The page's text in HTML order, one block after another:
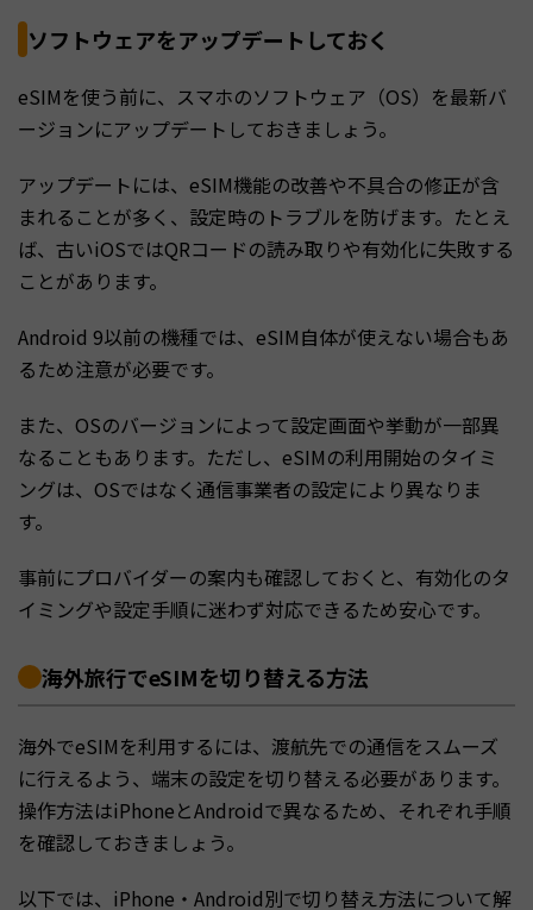
ソフトウェアをアップデートしておく
eSIMを使う前に、スマホのソフトウェア（OS）を最新バ
ージョンにアップデートしておきましょう。
アップデートには、eSIM機能の改善や不具合の修正が含
まれることが多く、設定時のトラブルを防げます。たとえ
ば、古いiOSではQRコードの読み取りや有効化に失敗する
ことがあります。
Android 9以前の機種では、eSIM自体が使えない場合もあ
るため注意が必要です。
また、OSのバージョンによって設定画面や挙動が一部異
なることもあります。ただし、eSIMの利用開始のタイミ
ングは、OSではなく通信事業者の設定により異なりま
す。
事前にプロバイダーの案内も確認しておくと、有効化のタ
イミングや設定手順に迷わず対応できるため安心です。
海外旅行でeSIMを切り替える方法
海外でeSIMを利用するには、渡航先での通信をスムーズ
に行えるよう、端末の設定を切り替える必要があります。
操作方法はiPhoneとAndroidで異なるため、それぞれ手順
を確認しておきましょう。
以下では、iPhone・Android別で切り替え方法について解